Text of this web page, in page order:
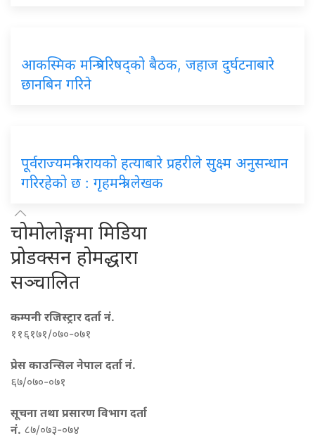
आकस्मिक मन्त्रिपरिषद्को बैठक, जहाज दुर्घटनाबारे
छानबिन गरिने
पूर्वराज्यमन्त्री रायको हत्याबारे प्रहरीले सुक्ष्म अनुसन्धान
गरिरहेको छ : गृहमन्त्री लेखक
चोमोलोङ्गमा मिडिया
प्रोडक्सन होमद्धारा
सञ्चालित
कम्पनी रजिस्ट्रार दर्ता नं.
११६१७१/०७०-०७१
प्रेस काउन्सिल नेपाल दर्ता नं.
६७/०७०-०७१
सूचना तथा प्रसारण विभाग दर्ता
नं. ८७/०७३-०७४